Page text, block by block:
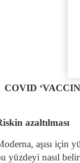
COVID
azaltılması
aşısı için
yüzdeyi nasıl